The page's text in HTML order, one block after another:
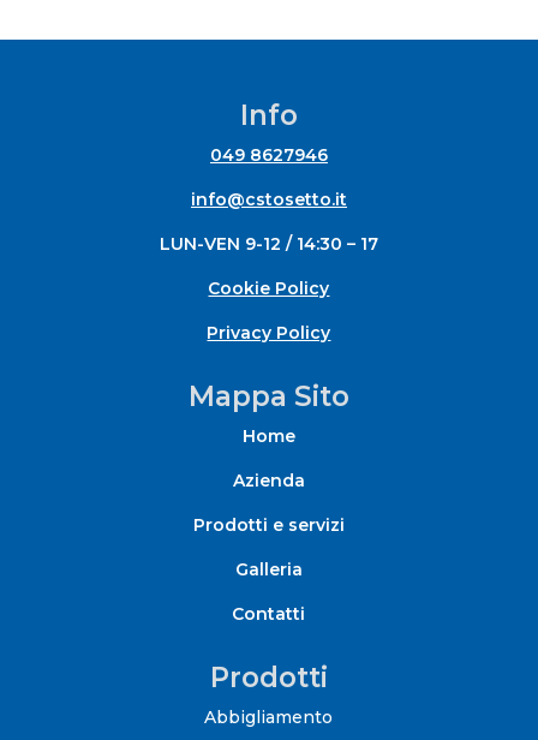
Info
049 8627946
info@cstosetto.it
LUN-VEN 9-12 / 14:30 – 17
Cookie Policy
Privacy Policy
Mappa Sito
Home
Azienda
Prodotti e servizi
Galleria
Contatti
Prodotti
Abbigliamento